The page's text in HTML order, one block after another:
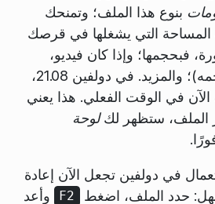
بنوع هذا الملف؛ وتمنحك
المساحة التي يشغلها في قرصك
فبحجمها؛ وإذا كان فيديو،
فسيخبرك بمدته (وحجمه)؛ والمزيد. في دولفين 21.08،
في الوقت الفعلي. هذا يعني
الملف، ستظهر لكلوحة
في دولفين تجعل الآن إعادة
حدد الملف، اضغط
F2
وأعد